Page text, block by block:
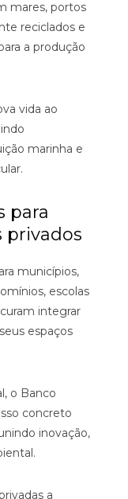
mares, portos
reciclados e
a produção
vida ao
marinha e
para
privados
municípios,
escolas
integrar
espaços
o Banco
concreto
inovação,
a